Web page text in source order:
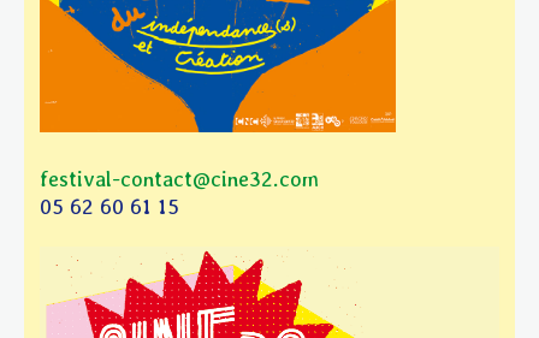
festival-contact@cine32.com
05 62 60 61 15